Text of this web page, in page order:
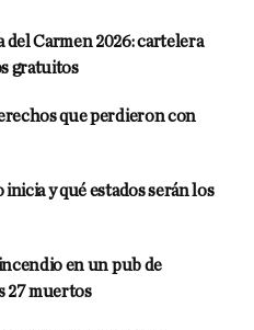
del Carmen 2026: cartelera
gratuitos
que perdieron con
y qué estados serán los
en un pub de
27 muertos